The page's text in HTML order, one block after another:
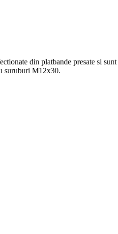
din platbande presate si
suruburi M12x30.